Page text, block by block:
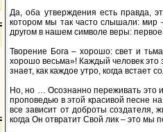
Да, оба утверждения есть правда,
котором мы так часто слышали: мир
другом в нашем символе веры:
Творение Бога – хорошо: свет и
хорошо весьма»! Каждый человек
знает, как каждое утро, когда встает
Но, но … Осознанно переживать это
проповедью в этой красивой песне
все зависит от доброты создателя,
когда Он отвратит Свой лик – это мы